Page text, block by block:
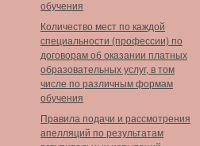
обучения
Количество мест по каждой
специальности (профессии) по
договорам об оказании платных
образовательных услуг, в том
числе по различным формам
обучения
Правила подачи и рассмотрения
апелляций по результатам